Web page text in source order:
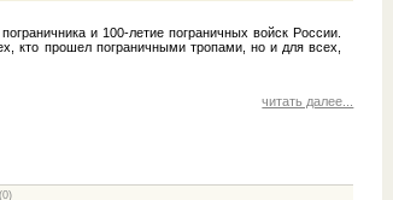
и 100-летие пограничных войск России.
кто прошел пограничными тропами, но и для всех,
читать далее...